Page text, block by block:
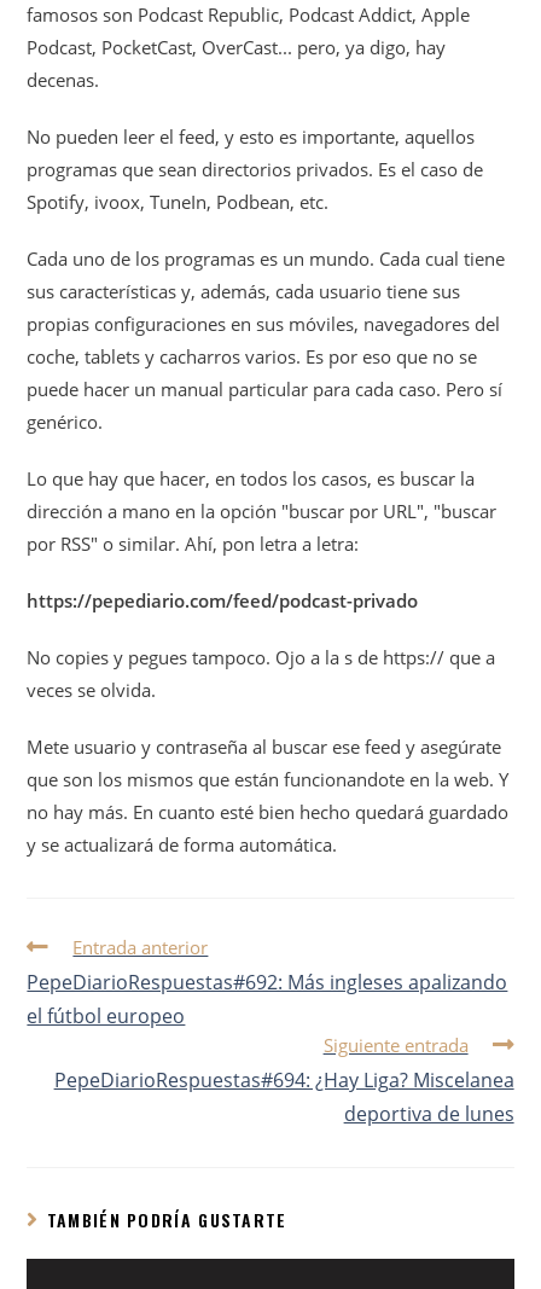
famosos son Podcast Republic, Podcast Addict, Apple
Podcast, PocketCast, OverCast... pero, ya digo, hay
decenas.
No pueden leer el feed, y esto es importante, aquellos
programas que sean directorios privados. Es el caso de
Spotify, ivoox, TuneIn, Podbean, etc.
Cada uno de los programas es un mundo. Cada cual tiene
sus características y, además, cada usuario tiene sus
propias configuraciones en sus móviles, navegadores del
coche, tablets y cacharros varios. Es por eso que no se
puede hacer un manual particular para cada caso. Pero sí
genérico.
Lo que hay que hacer, en todos los casos, es buscar la
dirección a mano en la opción "buscar por URL", "buscar
por RSS" o similar. Ahí, pon letra a letra:
https://pepediario.com/feed/podcast-privado
No copies y pegues tampoco. Ojo a la s de https:// que a
veces se olvida.
Mete usuario y contraseña al buscar ese feed y asegúrate
que son los mismos que están funcionandote en la web. Y
no hay más. En cuanto esté bien hecho quedará guardado
y se actualizará de forma automática.
Entrada anterior
PepeDiarioRespuestas#692: Más ingleses apalizando
el fútbol europeo
Siguiente entrada
PepeDiarioRespuestas#694: ¿Hay Liga? Miscelanea
deportiva de lunes
TAMBIÉN PODRÍA GUSTARTE